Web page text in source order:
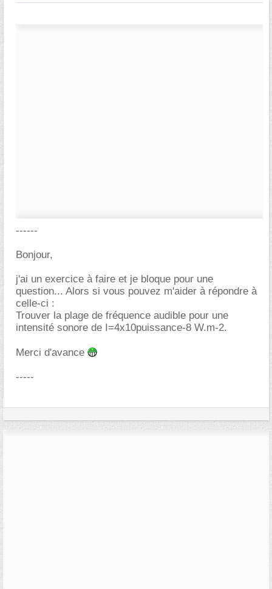
------
Bonjour,
j'ai un exercice à faire et je bloque pour une
question... Alors si vous pouvez m'aider à répondre à
celle-ci :
Trouver la plage de fréquence audible pour une
intensité sonore de I=4x10puissance-8 W.m-2.
Merci d'avance
-----